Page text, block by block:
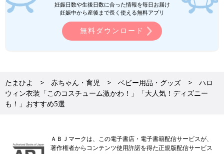
妊娠日数や生後日数に合った情報を毎日お届け
妊娠中から産後まで長く使える無料アプリ
無料ダウンロード
たまひよ 赤ちゃん・育児 ベビー用品・グッズ
ハロ
ウィン衣装「このコスチューム激かわ！」「大人気！ディズニー
も！」おすすめ5選
ＡＢＪマークは、この電子書店・電子書籍配信サービスが、
著作権者からコンテンツ使用許諾を得た正規版配信サービス